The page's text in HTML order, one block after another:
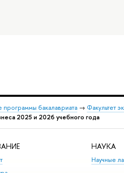
бакалавриата→ Факультет
2025 и 2026 учебного года
НАУКА
Научные